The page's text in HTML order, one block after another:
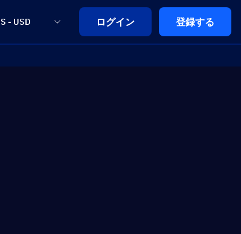
- USD ログイン 登録する